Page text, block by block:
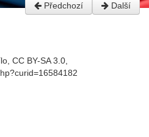
Předchozí Další
CC BY-SA 3.0,